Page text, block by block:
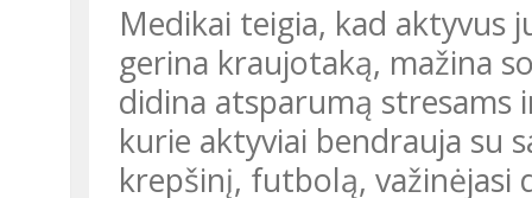
Medikai teigia, kad aktyvus
gerina kraujotaką, mažina
didina atsparumą stresams
kurie aktyviai bendrauja su
krepšinį, futbolą, važinėjasi